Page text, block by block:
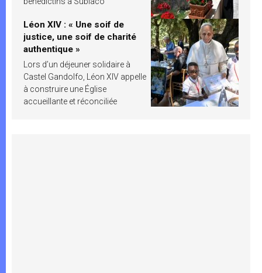
Léon XIV : « Une soif de
justice, une soif de charité
authentique »
Lors d’un déjeuner solidaire à
Castel Gandolfo, Léon XIV appelle
à construire une Église
accueillante et réconciliée